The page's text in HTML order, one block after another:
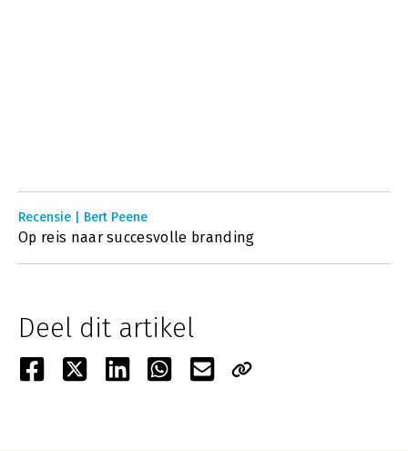
Recensie | Bert Peene
Op reis naar succesvolle branding
Deel dit artikel